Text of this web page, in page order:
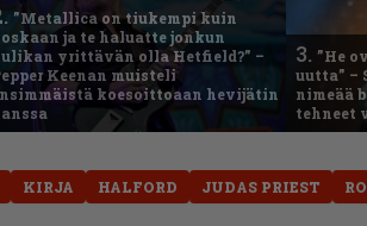
”Metallica on tiukempi kuin
ja te haluatte jonkun
yrittävän olla Hetfield?” –
Keenan muisteli
koesoittoaan hevijätin
3. ”He
uutta” –
nimeää
tehneet
KIRJA HALFORD JUDAS PRIEST